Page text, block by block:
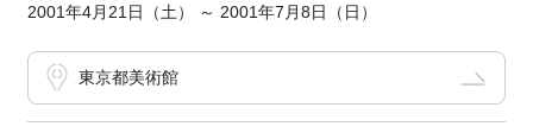
2001年4月21日（土） ～ 2001年7月8日（日）
東京都美術館